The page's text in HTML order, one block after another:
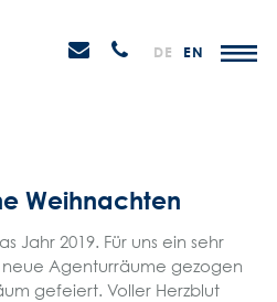
Email Anrufen
DE EN
Weihnachten
Jahr 2019. Für uns ein sehr
neue Agenturräume gezogen
gefeiert. Voller Herzblut